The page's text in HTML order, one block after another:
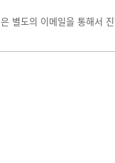
별도의 이메일을 통해서